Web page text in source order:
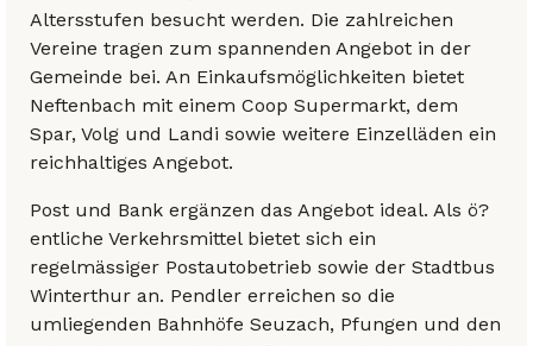
Altersstufen besucht werden. Die zahlreichen
Vereine tragen zum spannenden Angebot in der
Gemeinde bei. An Einkaufsmöglichkeiten bietet
Neftenbach mit einem Coop Supermarkt, dem
Spar, Volg und Landi sowie weitere Einzelläden ein
reichhaltiges Angebot.
Post und Bank ergänzen das Angebot ideal. Als ö?
entliche Verkehrsmittel bietet sich ein
regelmässiger Postautobetrieb sowie der Stadtbus
Winterthur an. Pendler erreichen so die
umliegenden Bahnhöfe Seuzach, Pfungen und den